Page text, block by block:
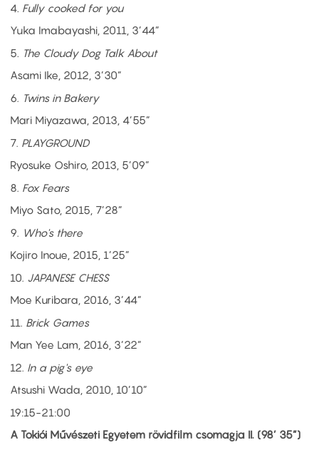
4. Fully cooked for you
Yuka Imabayashi, 2011, 3’44”
5. The Cloudy Dog Talk About
Asami Ike, 2012, 3’30”
6. Twins in Bakery
Mari Miyazawa, 2013, 4’55”
7. PLAYGROUND
Ryosuke Oshiro, 2013, 5’09”
8. Fox Fears
Miyo Sato, 2015, 7’28”
9. Who's there
Kojiro Inoue, 2015, 1’25”
10. JAPANESE CHESS
Moe Kuribara, 2016, 3’44”
11. Brick Games
Man Yee Lam, 2016, 3’22”
12. In a pig's eye
Atsushi Wada, 2010, 10’10”
19:15-21:00
A Tokiói Művészeti Egyetem rövidfilm csomagja II. (98’ 35”)